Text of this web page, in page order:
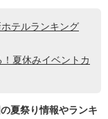
テルランキング
！夏休みイベントカ
夏祭り情報やランキ